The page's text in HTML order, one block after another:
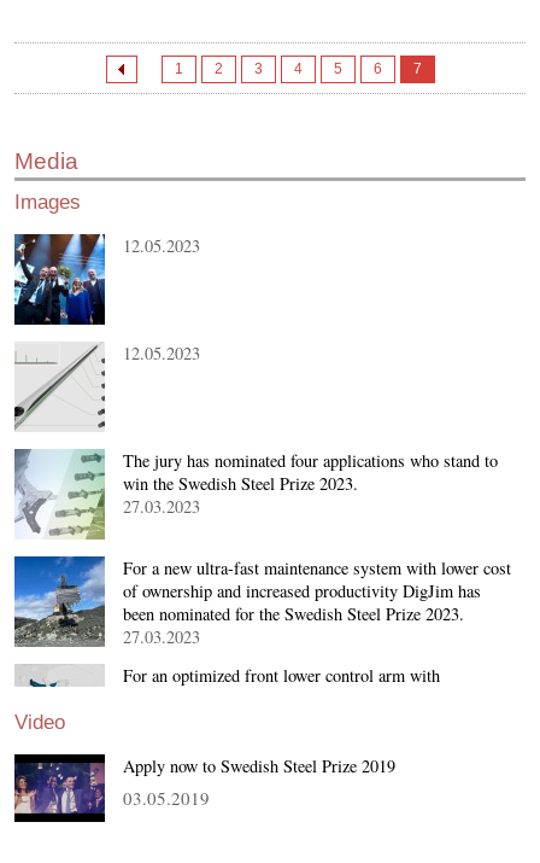
1 2 3 4 5 6 7
Media
Images
12.05.2023
12.05.2023
The jury has nominated four applications who stand to
win the Swedish Steel Prize 2023.
27.03.2023
For a new ultra-fast maintenance system with lower cost
of ownership and increased productivity DigJim has
been nominated for the Swedish Steel Prize 2023.
27.03.2023
For an optimized front lower control arm with
Video
Apply now to Swedish Steel Prize 2019
03.05.2019